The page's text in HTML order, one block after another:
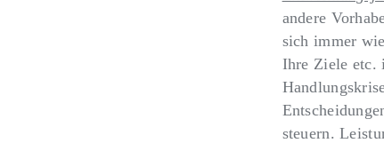
andere
sich immer
Ihre Ziele etc.
steuern.